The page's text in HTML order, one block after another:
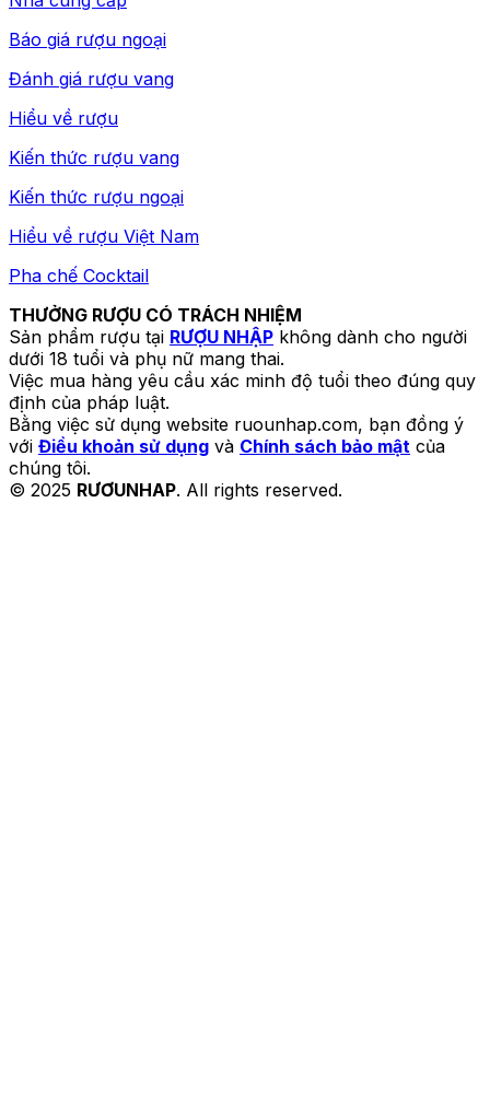
Báo giá rượu ngoại
Đánh giá rượu vang
Hiểu về rượu
Kiến thức rượu vang
Kiến thức rượu ngoại
Hiểu về rượu Việt Nam
Pha chế Cocktail
THƯỞNG RƯỢU CÓ TRÁCH NHIỆM
Sản phẩm rượu tại RƯỢU NHẬP không dành cho người
dưới 18 tuổi và phụ nữ mang thai.
Việc mua hàng yêu cầu xác minh độ tuổi theo đúng quy
định của pháp luật.
Bằng việc sử dụng website ruounhap.com, bạn đồng ý
với Điều khoản sử dụng và Chính sách bảo mật của
chúng tôi.
© 2025 RƯƠUNHAP. All rights reserved.